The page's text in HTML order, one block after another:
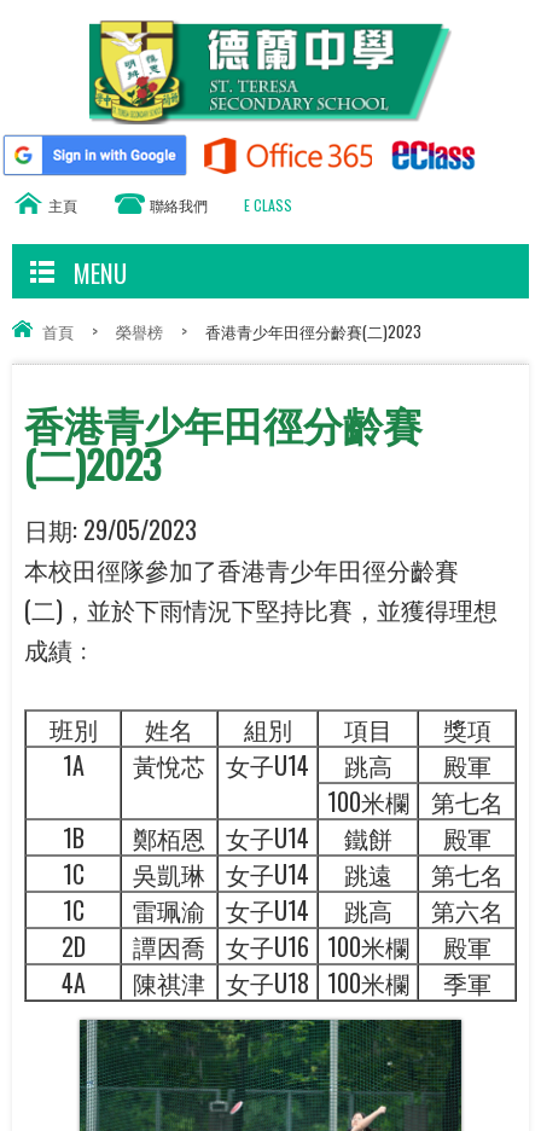
主頁 聯絡我們 E CLASS
MENU
首頁 > 榮譽榜 > 香港青少年田徑分齡賽(二)2023
香港青少年田徑分齡賽
(二)2023
日期: 29/05/2023
本校田徑隊參加了香港青少年田徑分齡賽
(二)，並於下雨情況下堅持比賽，並獲得理想
成績﹕
班別 姓名 組別 項目
獎項
1A
黃悅芯 女子U14 跳高
殿軍
100米欄
第七名
1B
鄭栢恩 女子U14 鐵餅
殿軍
1C
吳凱琳 女子U14 跳遠
第七名
1C
雷珮渝 女子U14 跳高
第六名
2D
譚因喬 女子U16 100米欄
殿軍
4A
陳祺津 女子U18 100米欄 季軍